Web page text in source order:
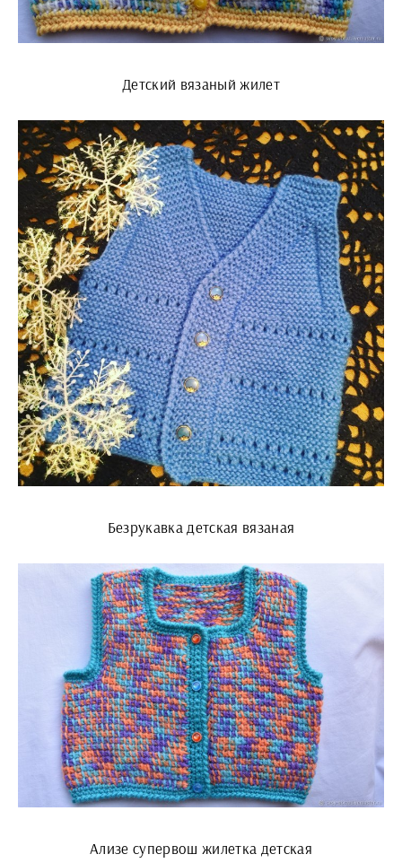
Детский вязаный жилет
Безрукавка детская вязаная
Ализе супервош жилетка детская